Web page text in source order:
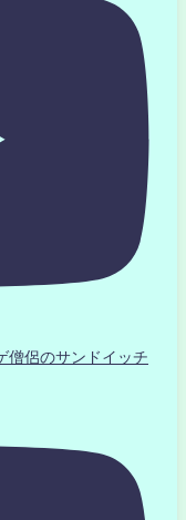
侶のサンドイッチ